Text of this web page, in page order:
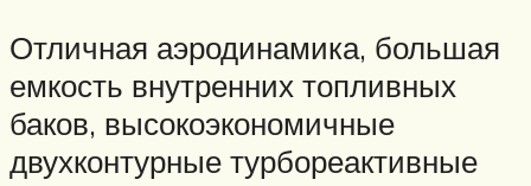
Отличная аэродинамика, большая
емкость внутренних топливных
баков, высокоэкономичные
двухконтурные турбореактивные